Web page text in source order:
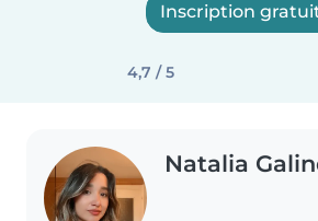
Inscription
4,7 / 5
Natalia